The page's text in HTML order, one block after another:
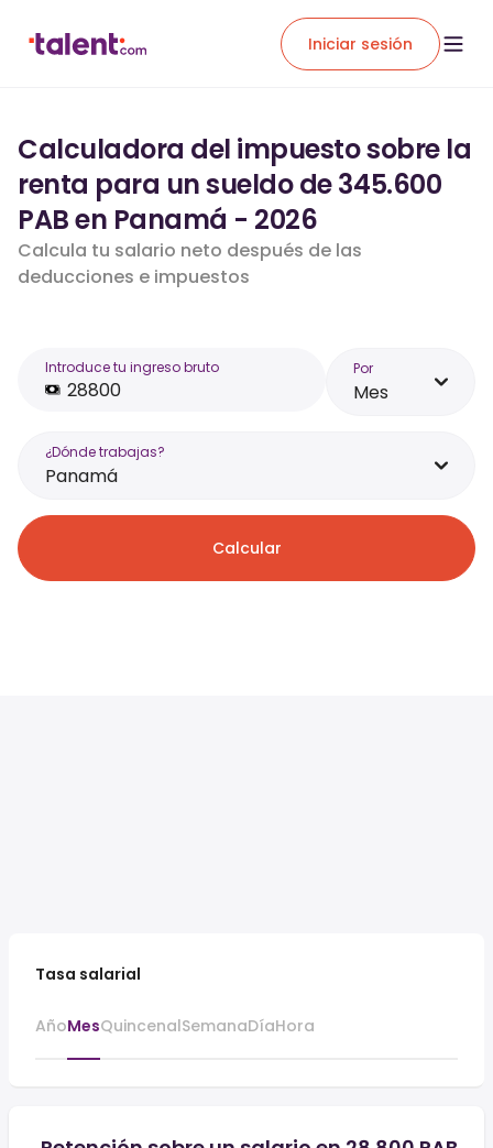
Iniciar sesión
Calculadora del impuesto sobre la
renta para un sueldo de 345.600
PAB en Panamá - 2026
Calcula tu salario neto después de las
deducciones e impuestos
Introduce tu ingreso bruto Por
Mes
¿Dónde trabajas?
Panamá
Calcular
Tasa salarial
AñoMesQuincenalSemanaDíaHora